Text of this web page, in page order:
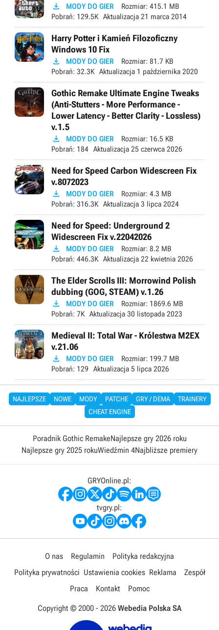
 MODY DO GIER Rozmiar: 415.1 MB
Pobrań: 129.5K Aktualizacja 21 marca 2014
Harry Potter i Kamień Filozoficzny
Windows 10 Fix
 MODY DO GIER Rozmiar: 81.7 KB
Pobrań: 32.3K Aktualizacja 1 października 2020
Gothic Remake Ultimate Engine Tweaks
(Anti-Stutters - More Performance -
Lower Latency - Better Clarity - Lossless)
v.1.5
 MODY DO GIER Rozmiar: 16.5 KB
Pobrań: 184 Aktualizacja 25 czerwca 2026
Need for Speed Carbon Widescreen Fix
v.8072023
 MODY DO GIER Rozmiar: 4.3 MB
Pobrań: 316.3K Aktualizacja 3 lipca 2024
Need for Speed: Underground 2
Widescreen Fix v.22042026
 MODY DO GIER Rozmiar: 8.2 MB
Pobrań: 446.3K Aktualizacja 22 kwietnia 2026
The Elder Scrolls III: Morrowind Polish
dubbing (GOG, STEAM) v.1.26
 MODY DO GIER Rozmiar: 1869.6 MB
Pobrań: 7K Aktualizacja 30 listopada 2023
Medieval II: Total War - Królestwa M2EX
v.21.06
 MODY DO GIER Rozmiar: 199.7 MB
Pobrań: 129 Aktualizacja 5 lipca 2026
NAJLEPSZE NOWE MODY PATCHE GRY / DEMA
TRAINERY
CHEAT ENGINE
Poradnik Gothic RemakeNajlepsze gry 2026 roku
Najlepsze gry 2025 rokuWiedźmin 4Najbliższe premiery
GRYOnline.pl:
tvgry.pl:
O nas Regulamin
Polityka redakcyjna
Polityka prywatności Ustawienia cookies Reklama
Zespół
Praca
Kontakt Pomoc
Copyright © 2000 - 2026 Webedia Polska SA